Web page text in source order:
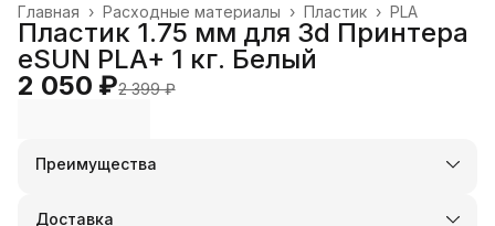
PLA
Пластик ›
Расходные материалы ›
Главная ›
Пластик 1.75 мм для 3d Принтера
eSUN PLA+ 1 кг. Белый
2 050 ₽2 399 ₽
Преимущества
Оплата частями в Сплит
Доставка